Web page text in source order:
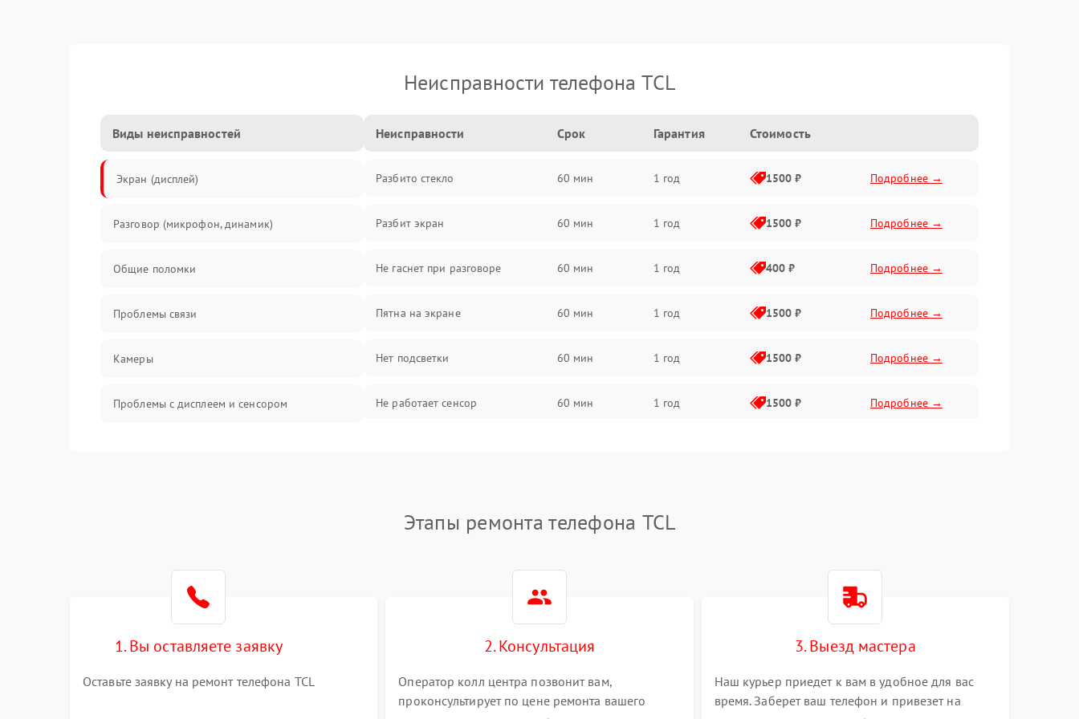
Неисправности телефона TCL
Виды неисправностей
Экран (дисплей)
Разговор (микрофон, динамик)
Общие поломки
Проблемы связи
Камеры
Проблемы с дисплеем и сенсором
Неисправности Срок Гарантия Стоимость
Разбито стекло 60 мин 1 год 1500 ₽ Подробнее →
Разбит экран 60 мин 1 год 1500 ₽ Подробнее →
Не гаснет при разговоре 60 мин 1 год 400 ₽ Подробнее →
Пятна на экране 60 мин 1 год 1500 ₽ Подробнее →
Нет подсветки 60 мин 1 год 1500 ₽ Подробнее →
Не работает сенсор 60 мин 1 год 1500 ₽ Подробнее →
Не работает Face ID
Этапы ремонта телефона TCL
1. Вы оставляете заявку
Оставьте заявку на ремонт телефона TCL
2. Консультация
Оператор колл центра позвонит вам,
проконсультирует по цене ремонта вашего
3. Выезд мастера
Наш курьер приедет к вам в удобное для вас
время. Заберет ваш телефон и привезет на